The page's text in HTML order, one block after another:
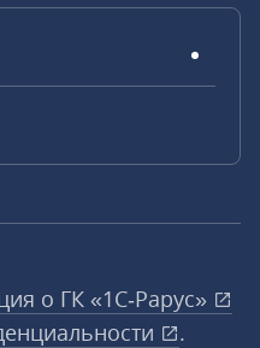
о ГК «1С‑Рарус»
.